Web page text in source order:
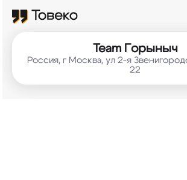
Team Горыныч
Россия, г Москва, ул 2-я
22